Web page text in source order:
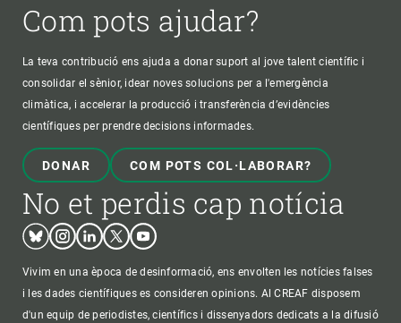
Com pots ajudar?
La teva contribució ens ajuda a donar suport al jove talent científic i
consolidar el sènior, idear noves solucions per a l'emergència
climàtica, i accelerar la producció i transferència d’evidències
científiques per prendre decisions informades.
DONAR COM POTS COL·LABORAR?
No et perdis cap notícia
BlueskyInstagram
LinkedinTwitterYoutube
Vivim en una època de desinformació, ens envolten les notícies falses
i les dades científiques es consideren opinions. Al CREAF disposem
d'un equip de periodistes, científics i dissenyadors dedicats a la difusió